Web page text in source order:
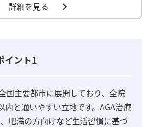
詳細を見る
イント1
国主要都市に展開しており、全院
内と通いやすい立地です。AGA治療
肥満の方向けなど生活習慣に基づ